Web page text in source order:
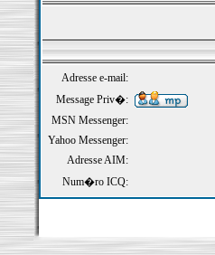
Adresse e-mail:
Message Priv�:
MSN Messenger:
Yahoo Messenger:
Adresse AIM:
Num�ro ICQ: